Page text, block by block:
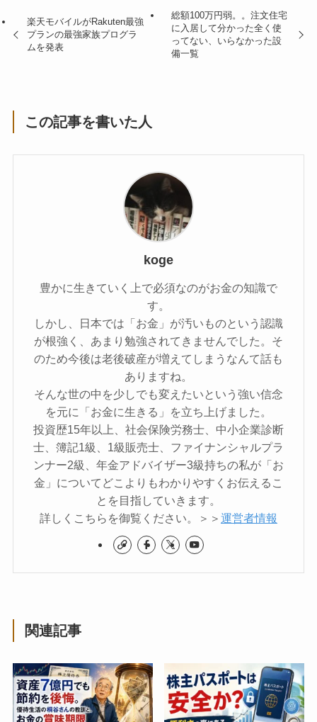
楽天モバイルがRakuten最強
プランの最強家族プログラ
ムを発表
総額100万円弱。。注文住宅
に入居して分かった全く使
ってない、いらなかった設
備一覧
この記事を書いた人
koge
豊かに生きていく上で必須なのがお金の知識で
す。
しかし、日本では「お金」が汚いものという認識
が根強く、あまり勉強されてきませんでした。そ
のため今後は老後破産が増えてしまうなんて話も
ありますね。
そんな世の中を少しでも変えたいという強い信念
を元に「お金に生きる」を立ち上げました。
投資歴15年以上、社会保険労務士、中小企業診断
士、簿記1級、1級販売士、ファイナンシャルプラ
ンナー2級、年金アドバイザー3級持ちの私が「お
金」についてどこよりもわかりやすくお伝えるこ
とを目指していきます。
詳しくこちらを御覧ください。＞＞ 運営者情報
関連記事